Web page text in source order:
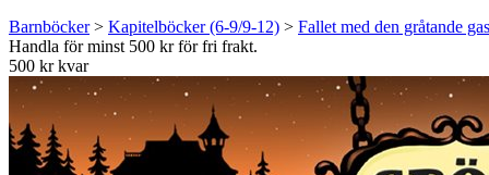
Barnböcker> Kapitelböcker (6-9/9-12) > Fallet med den gråtande
Handla för minst 500 kr för fri frakt.
500 kr kvar